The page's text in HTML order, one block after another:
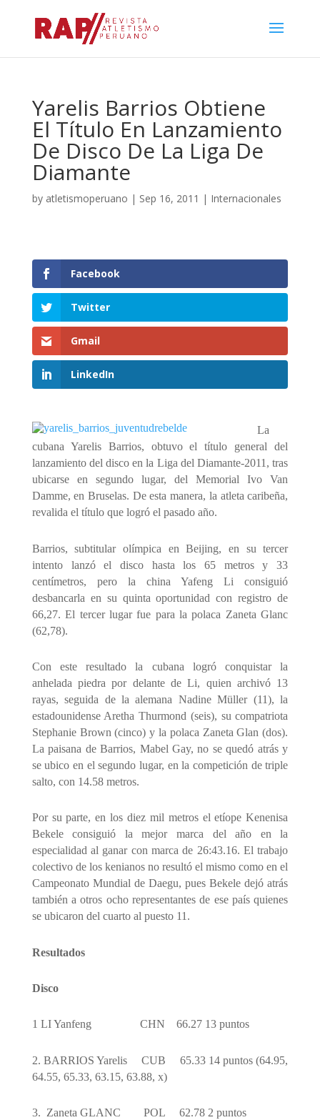
Yarelis Barrios Obtiene
El Título En Lanzamiento
De Disco De La Liga De
Diamante
by atletismoperuano | Sep 16, 2011 | Internacionales
Facebook
Twitter
Gmail
LinkedIn
La
cubana Yarelis Barrios, obtuvo el título general del
lanzamiento del disco en la Liga del Diamante-2011, tras
ubicarse en segundo lugar, del Memorial Ivo Van
Damme, en Bruselas. De esta manera, la atleta caribeña,
revalida el título que logró el pasado año.
Barrios, subtitular olímpica en Beijing, en su tercer
intento lanzó el disco hasta los 65 metros y 33
centímetros, pero la china Yafeng Li consiguió
desbancarla en su quinta oportunidad con registro de
66,27. El tercer lugar fue para la polaca Zaneta Glanc
(62,78).
Con este resultado la cubana logró conquistar la
anhelada piedra por delante de Li, quien archivó 13
rayas, seguida de la alemana Nadine Müller (11), la
estadounidense Aretha Thurmond (seis), su compatriota
Stephanie Brown (cinco) y la polaca Zaneta Glan (dos).
La paisana de Barrios, Mabel Gay, no se quedó atrás y
se ubico en el segundo lugar, en la competición de triple
salto, con 14.58 metros.
Por su parte, en los diez mil metros el etíope Kenenisa
Bekele consiguió la mejor marca del año en la
especialidad al ganar con marca de 26:43.16. El trabajo
colectivo de los kenianos no resultó el mismo como en el
Campeonato Mundial de Daegu, pues Bekele dejó atrás
también a otros ocho representantes de ese país quienes
se ubicaron del cuarto al puesto 11.
Resultados
Disco
1 LI Yanfeng CHN 66.27 13 puntos
2. BARRIOS Yarelis CUB
65.33 14 puntos (64.95,
64.55, 65.33, 63.15, 63.88, x)
3. Zaneta GLANC POL 62.78 2 puntos